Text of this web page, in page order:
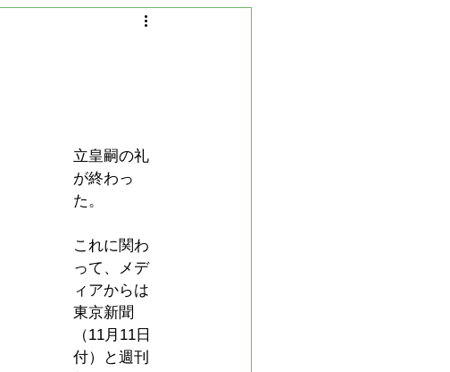
立皇嗣の礼
が終わっ
た。
これに関わ
って、メデ
ィアからは
東京新聞
（11月11日
付）と週刊